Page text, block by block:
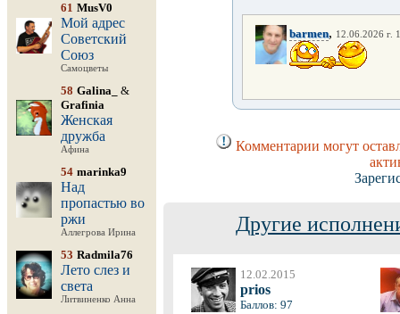
61 MusV0
Мой адрес
Советский
Союз
Самоцветы
58 Galina_
&
Grafinia
Женская
дружба
Афина
54 marinka9
Над
пропастью во
ржи
Аллегрова Ирина
53 Radmila76
Лето слез и
света
Литвиненко Анна
barmen, 12.06.2026 г.
Комментарии могут
Другие
12.02.2015
prios
Баллов: 97